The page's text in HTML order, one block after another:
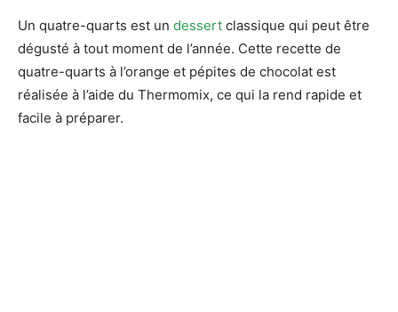
Un quatre-quarts est un dessert classique qui peut être
dégusté à tout moment de l’année. Cette recette de
quatre-quarts à l’orange et pépites de chocolat est
réalisée à l’aide du Thermomix, ce qui la rend rapide et
facile à préparer.